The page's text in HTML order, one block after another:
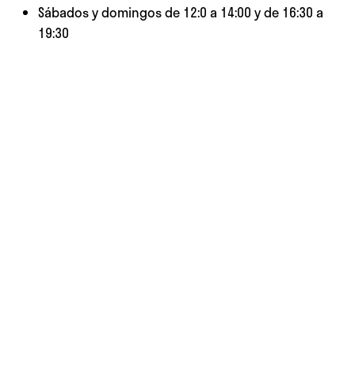
Sábados y domingos de 12:0 a 14:00 y de 16:30 a
19:30